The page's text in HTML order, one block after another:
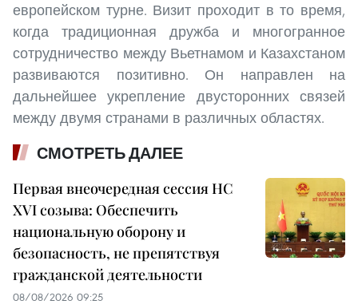
европейском турне. Визит проходит в то время,
когда традиционная дружба и многогранное
сотрудничество между Вьетнамом и Казахстаном
развиваются позитивно. Он направлен на
дальнейшее укрепление двусторонних связей
между двумя странами в различных областях.
СМОТРЕТЬ ДАЛЕЕ
Первая внеочередная сессия НС
XVI созыва: Обеспечить
национальную оборону и
безопасность, не препятствуя
гражданской деятельности
08/08/2026 09:25